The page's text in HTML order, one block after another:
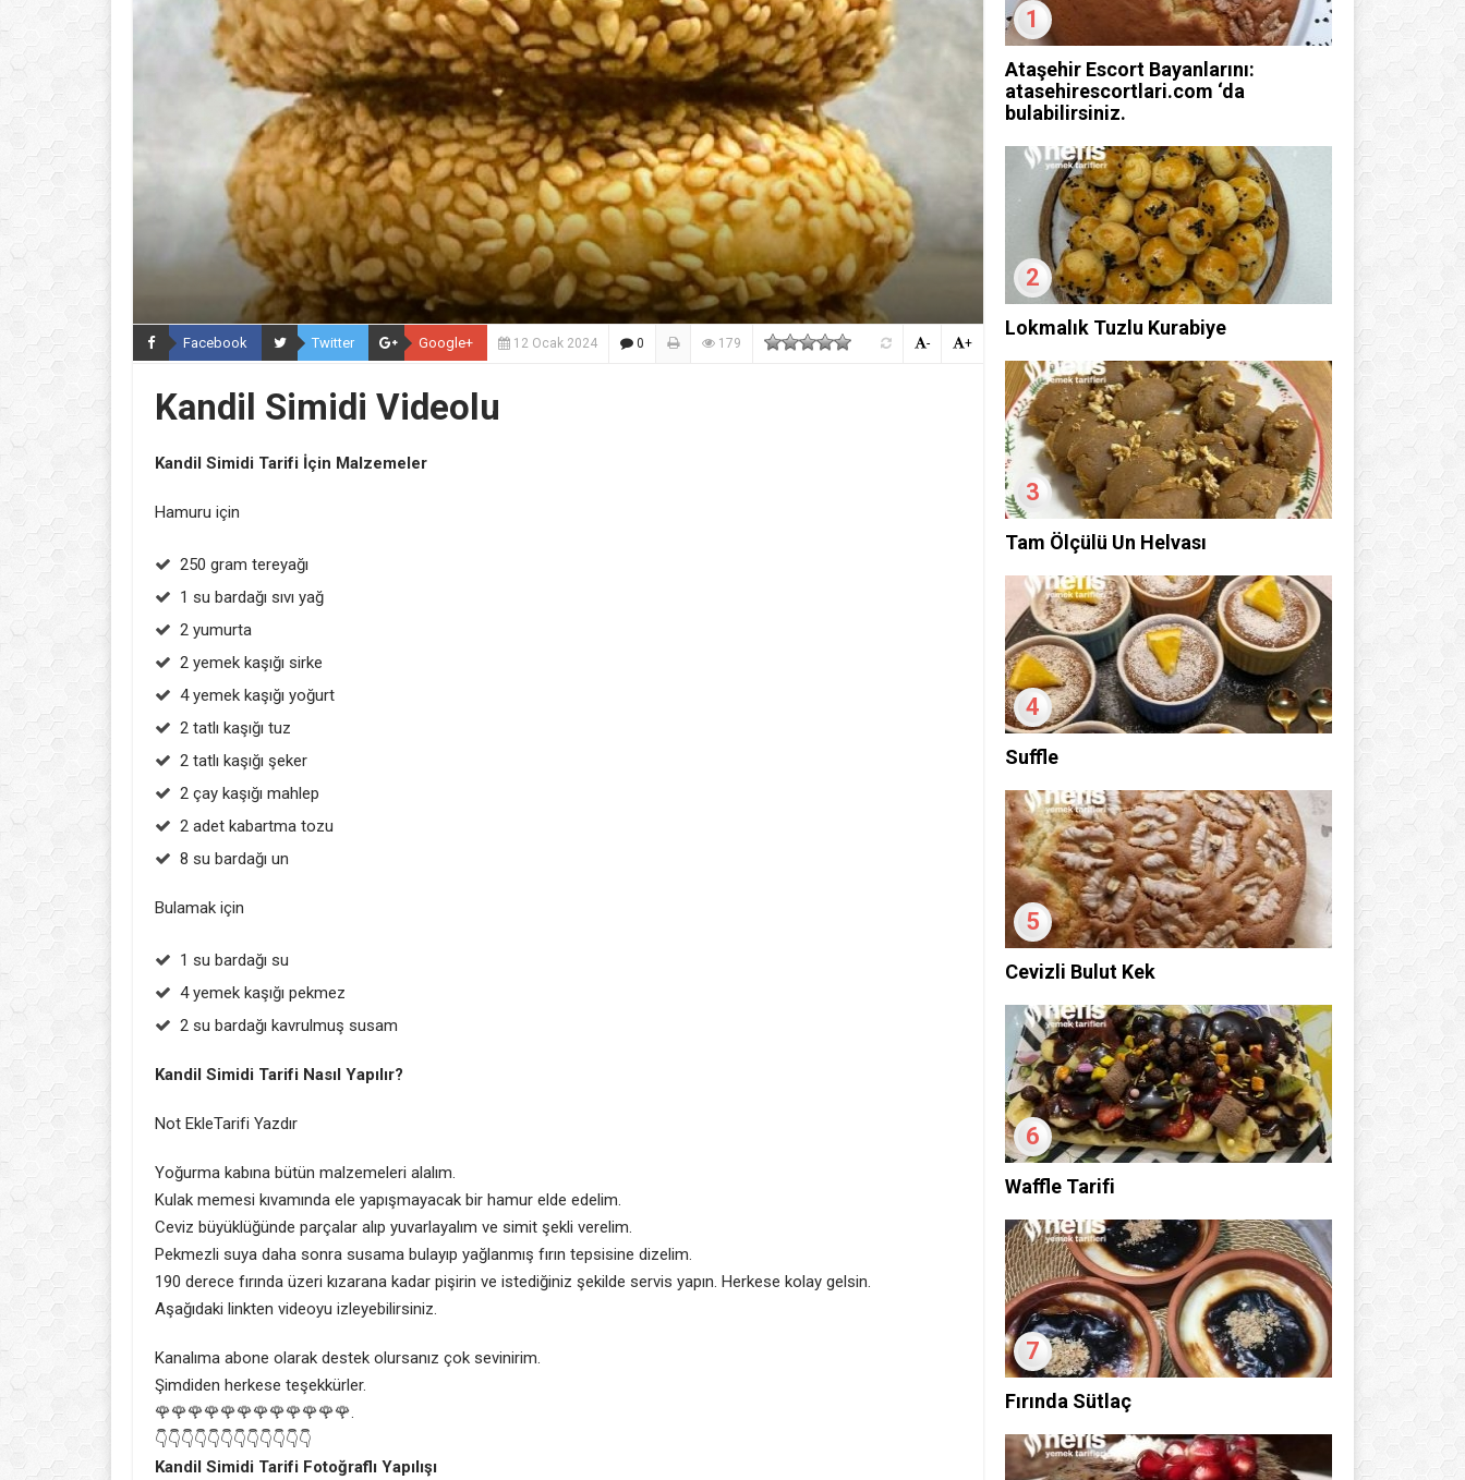
Facebook Twitter Google+ 12 Ocak 2024 0 179 +
-
Kandil Simidi Videolu
Kandil Simidi Tarifi İçin Malzemeler
Hamuru için
250 gram tereyağı
1 su bardağı sıvı yağ
2 yumurta
2 yemek kaşığı sirke
4 yemek kaşığı yoğurt
2 tatlı kaşığı tuz
2 tatlı kaşığı şeker
2 çay kaşığı mahlep
2 adet kabartma tozu
8 su bardağı un
Bulamak için
1 su bardağı su
4 yemek kaşığı pekmez
2 su bardağı kavrulmuş susam
Kandil Simidi Tarifi Nasıl Yapılır?
Not EkleTarifi Yazdır
Yoğurma kabına bütün malzemeleri alalım.
Kulak memesi kıvamında ele yapışmayacak bir hamur elde edelim.
Ceviz büyüklüğünde parçalar alıp yuvarlayalım ve simit şekli verelim.
Pekmezli suya daha sonra susama bulayıp yağlanmış fırın tepsisine dizelim.
190 derece fırında üzeri kızarana kadar pişirin ve istediğiniz şekilde servis yapın. Herkese kolay gelsin.
Aşağıdaki linkten videoyu izleyebilirsiniz.
Kanalıma abone olarak destek olursanız çok sevinirim.
Şimdiden herkese teşekkürler.
🌹🌹🌹🌹🌹🌹🌹🌹🌹🌹🌹🌹.
👇👇👇👇👇👇👇👇👇👇👇👇
Kandil Simidi Tarifi Fotoğraflı Yapılışı
1
Ataşehir Escort Bayanlarını:
atasehirescortlari.com ‘da
bulabilirsiniz.
2
Lokmalık Tuzlu Kurabiye
3
Tam Ölçülü Un Helvası
4
Suffle
5
Cevizli Bulut Kek
6
Waffle Tarifi
7
Fırında Sütlaç